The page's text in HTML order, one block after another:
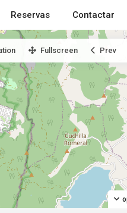
Reservas Contactar
Fullscreen Prev